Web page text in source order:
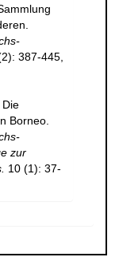
387-445,
Borneo.
zur
10 (1): 37-